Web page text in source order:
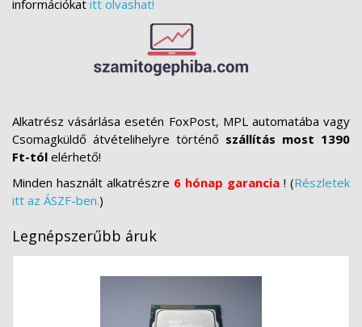
információkat itt olvashat!
Alkatrész vásárlása esetén FoxPost, MPL automatába vagy
Csomagküldő átvételihelyre történő szállítás most 1390
Ft-tól elérhető!
Minden használt alkatrészre 6 hónap garancia ! (Részletek
itt az ÁSZF-ben.)
Legnépszerűbb áruk